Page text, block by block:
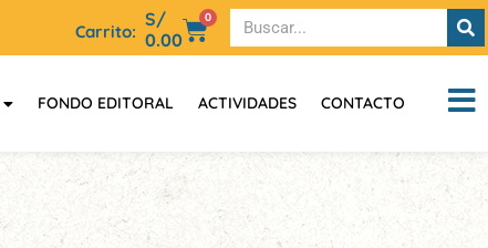
Carrito:
S/
0.00
0
FONDO EDITORAL ACTIVIDADES CONTACTO